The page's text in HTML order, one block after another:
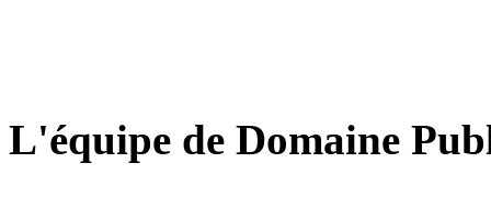
L'équipe de Domaine